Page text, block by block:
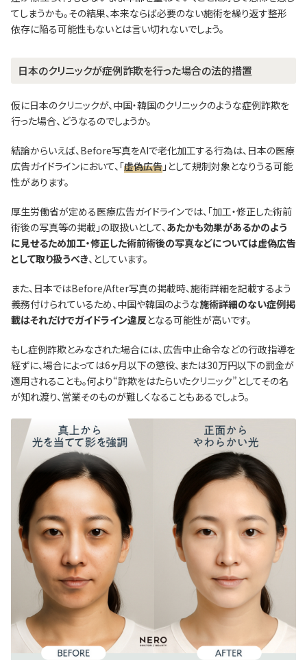
てしまうかも。その結果、本来ならば必要のない施術を繰り返す整形
依存に陥る可能性もないとは言い切れないでしょう。
日本のクリニックが症例詐欺を行った場合の法的措置
仮に日本のクリニックが、中国・韓国のクリニックのような症例詐欺を
行った場合、どうなるのでしょうか。
結論からいえば、Before写真をAIで老化加工する行為は、日本の医療
広告ガイドラインにおいて、「虚偽広告 」として規制対象となりうる可能
性があります。
厚生労働省が定める医療広告ガイドラインでは、「加工・修正した術前
術後の写真等の掲載」の取扱いとして、あたかも効果があるかのよう
に見せるため加工・修正した術前術後の写真などについては虚偽広告
として取り扱うべき、としています。
また、日本ではBefore/After写真の掲載時、施術詳細を記載するよう
義務付けられているため、中国や韓国のような施術詳細のない症例掲
載はそれだけでガイドライン違反となる可能性が高いです。
もし症例詐欺とみなされた場合には、広告中止命令などの行政指導を
経ずに、場合によっては6ヶ月以下の懲役、または30万円以下の罰金が
適用されることも。何より“詐欺をはたらいたクリニック”としてその名
が知れ渡り、営業そのものが難しくなることもあるでしょう。